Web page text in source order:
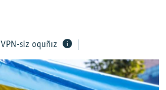
VPN-siz oquñız